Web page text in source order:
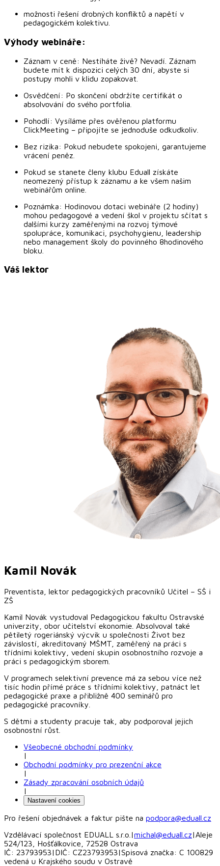
možnosti řešení drobných konfliktů a napětí v
pedagogickém kolektivu.
Výhody webináře:
Záznam v ceně: Nestíháte živě? Nevadí. Záznam
budete mít k dispozici celých 30 dní, abyste si
postupy mohli v klidu zopakovat.
Osvědčení: Po skončení obdržíte certifikát o
absolvování do svého portfolia.
Pohodlí: Vysíláme přes ověřenou platformu
ClickMeeting – připojíte se jednoduše odkudkoliv.
Bez rizika: Pokud nebudete spokojeni, garantujeme
vrácení peněz.
Pokud se stanete členy klubu Eduall získáte
neomezený přístup k záznamu a ke všem našim
webinářům online.
Poznámka: Hodinovou dotaci webináře (2 hodiny)
mohou pedagogové a vedení škol v projektu sčítat s
dalšími kurzy zaměřenými na rozvoj týmové
spolupráce, komunikaci, psychohygienu, leadership
nebo management školy do povinného 8hodinového
bloku.
Váš lektor
Kamil Novák
Preventista, lektor pedagogických pracovníků Učitel – SŠ i
ZŠ
Kamil Novák vystudoval Pedagogickou fakultu Ostravské
univerzity, obor učitelství ekonomie. Absolvoval také
pětiletý rogeriánský výcvik u společnosti Život bez
závislostí, akreditovaný MŠMT, zaměřený na práci s
třídními kolektivy, vedení skupin osobnostního rozvoje a
práci s pedagogickým sborem.
V programech selektivní prevence má za sebou více než
tisíc hodin přímé práce s třídními kolektivy, patnáct let
pedagogické praxe a přibližně 400 seminářů pro
pedagogické pracovníky.
S dětmi a studenty pracuje tak, aby podporoval jejich
osobnostní růst.
Všeobecné obchodní podmínky
|
Obchodní podmínky pro prezenční akce
|
Zásady zpracování osobních údajů
|
Nastavení cookies
Pro řešení objednávek a faktur pište na podpora@eduall.cz
Vzdělávací společnost EDUALL s.r.o. |michal@eduall.cz|Aleje
524/123, Hošťálkovice, 72528 Ostrava
IČ: 23793953| DIČ: CZ23793953|Spisová značka: C 100829
vedená u Krajského soudu v Ostravě